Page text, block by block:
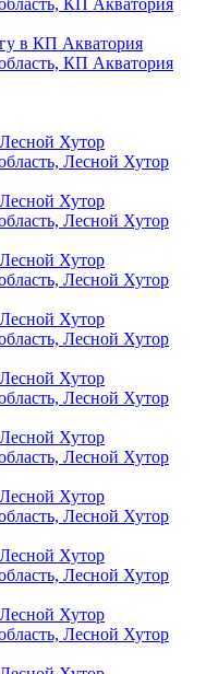
КП Акватория
в КП Акватория
КП Акватория
Хутор
Лесной Хутор
Хутор
Лесной Хутор
Хутор
Лесной Хутор
Хутор
Лесной Хутор
Хутор
Лесной Хутор
Хутор
Лесной Хутор
Хутор
Лесной Хутор
Хутор
Лесной Хутор
Хутор
Лесной Хутор